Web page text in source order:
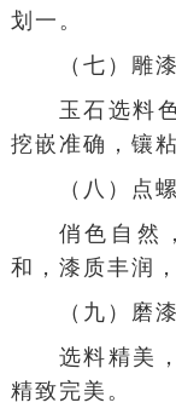
划一。
（七）雕
玉石选料
挖嵌准确，镶
（八）点
俏色自然
和，漆质丰润
（九）磨
选料精美
精致完美。